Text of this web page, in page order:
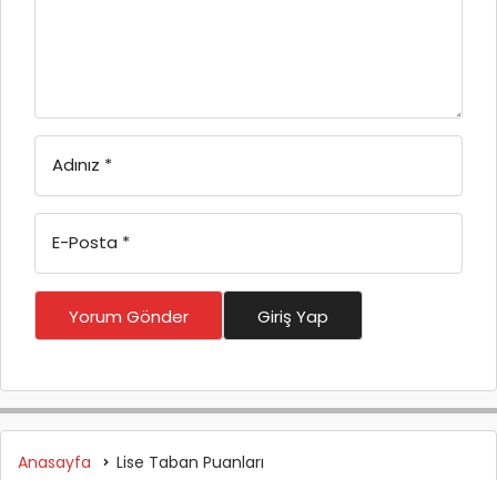
Adınız *
E-Posta *
Yorum Gönder Giriş Yap
Anasayfa Lise Taban Puanları